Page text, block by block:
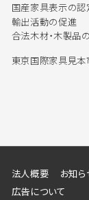
国産家具表示の認
輸出活動の促進
合法木材・木製品
東京国際家具見本
法人概要 お知ら
広告について